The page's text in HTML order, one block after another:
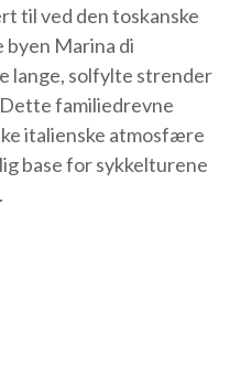
til ved den toskanske
byen Marina di
lange, solfylte strender
familiedrevne
italienske atmosfære
base for sykkelturene